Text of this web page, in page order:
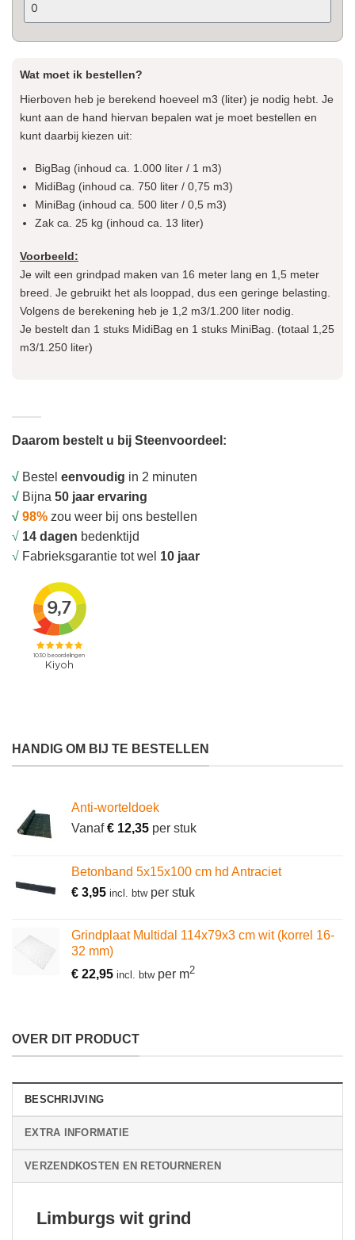
Wat moet ik bestellen?
Hierboven heb je berekend hoeveel m3 (liter) je nodig hebt. Je
kunt aan de hand hiervan bepalen wat je moet bestellen en
kunt daarbij kiezen uit:
BigBag (inhoud ca. 1.000 liter / 1 m3)
MidiBag (inhoud ca. 750 liter / 0,75 m3)
MiniBag (inhoud ca. 500 liter / 0,5 m3)
Zak ca. 25 kg (inhoud ca. 13 liter)
Voorbeeld:
Je wilt een grindpad maken van 16 meter lang en 1,5 meter
breed. Je gebruikt het als looppad, dus een geringe belasting.
Volgens de berekening heb je 1,2 m3/1.200 liter nodig.
Je bestelt dan 1 stuks MidiBag en 1 stuks MiniBag. (totaal 1,25
m3/1.250 liter)
Daarom bestelt u bij Steenvoordeel:
√ Bestel eenvoudig in 2 minuten
√ Bijna 50 jaar ervaring
√ 98% zou weer bij ons bestellen
√ 14 dagen bedenktijd
√ Fabrieksgarantie tot wel 10 jaar
HANDIG OM BIJ TE BESTELLEN
Anti-worteldoek
Vanaf€ 12,35 per stuk
Betonband 5x15x100 cm hd Antraciet
€ 3,95 incl. btwper stuk
Grindplaat Multidal 114x79x3 cm wit (korrel 16-
32 mm)
€ 22,95 incl. btwper m2
OVER DIT PRODUCT
BESCHRIJVING
EXTRA INFORMATIE
VERZENDKOSTEN EN RETOURNEREN
Limburgs wit grind